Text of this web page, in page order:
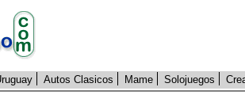
Autos Clasicos Mame Solojuegos